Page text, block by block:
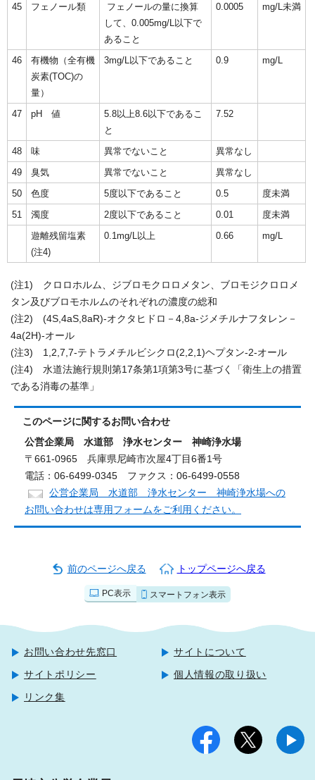
45 フェノール類
フェノールの量に換算
して、0.005mg/L以下で
あること
0.0005 mg/L未満
46
有機物（全有機
炭素(TOC)の
量）
3mg/L以下であること 0.9 mg/L
47 pH 値
5.8以上8.6以下であるこ
と
7.52
48 味 異常でないこと
異常なし
49
臭気 異常でないこと
異常なし
50
色度 5度以下であること 0.5
度未満
51
濁度 2度以下であること 0.01
度未満
遊離残留塩素
(注4)
0.1mg/L以上 0.66 mg/L
(注1) クロロホルム、ジブロモクロロメタン、ブロモジクロロメ
タン及びブロモホルムのそれぞれの濃度の総和
(注2) (4S,4aS,8aR)-オクタヒドロ－4,8a-ジメチルナフタレン－
4a(2H)-オール
(注3) 1,2,7,7-テトラメチルビシクロ(2,2,1)ヘプタン-2-オール
(注4) 水道法施行規則第17条第1項第3号に基づく「衛生上の措置
である消毒の基準」
このページに関するお問い合わせ
公営企業局 水道部 浄水センター 神崎浄水場
〒661-0965 兵庫県尼崎市次屋4丁目6番1号
電話：06-6499-0345 ファクス：06-6499-0558
公営企業局 水道部 浄水センター 神崎浄水場への
お問い合わせは専用フォームをご利用ください。
前のページへ戻る トップページへ戻る
PC表示 スマートフォン表示
お問い合わせ先窓口 サイトについて
サイトポリシー 個人情報の取り扱い
リンク集